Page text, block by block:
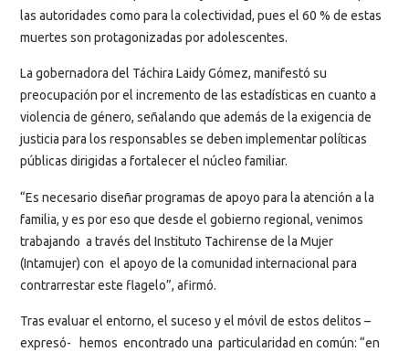
las autoridades como para la colectividad, pues el 60 % de estas
muertes son protagonizadas por adolescentes.
La gobernadora del Táchira Laidy Gómez, manifestó su
preocupación por el incremento de las estadísticas en cuanto a
violencia de género, señalando que además de la exigencia de
justicia para los responsables se deben implementar políticas
públicas dirigidas a fortalecer el núcleo familiar.
“Es necesario diseñar programas de apoyo para la atención a la
familia, y es por eso que desde el gobierno regional, venimos
trabajando a través del Instituto Tachirense de la Mujer
(Intamujer) con el apoyo de la comunidad internacional para
contrarrestar este flagelo”, afirmó.
Tras evaluar el entorno, el suceso y el móvil de estos delitos –
expresó- hemos encontrado una particularidad en común: “en